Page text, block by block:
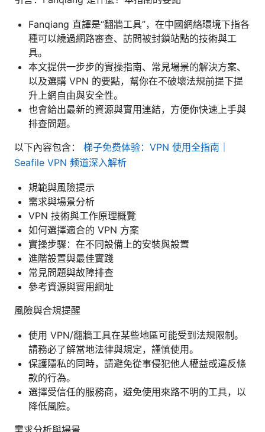
Fanqiang 直譯是“翻牆工具”，在中國網絡環境下指各
種可以繞過網路審查、訪問被封鎖站點的技術與工
具。
本文提供一步步的實操指南、常見場景的解決方案、
以及選購 VPN 的要點，幫你在不破壞法規前提下提
升上網自由與安全性。
也會給出最新的資源與實用連結，方便你快速上手與
排查問題。
以下內容包含： 梯子免费体验：VPN 使用全指南｜
Seafile VPN 频道深入解析
規範與風險提示
需求與場景分析
VPN 技術與工作原理概覽
如何選擇適合的 VPN 方案
實操步驟：在不同設備上的安裝與設置
進階設置與最佳實踐
常見問題與故障排查
參考資源與實用網址
風險與合規提醒
使用 VPN/翻牆工具在某些地區可能受到法規限制。
請務必了解當地法律與規定，謹慎使用。
保護隱私的同時，請避免從事侵犯他人權益或違反條
款的行為。
選擇受信任的服務商，避免使用來路不明的工具，以
降低風險。
需求分析與場景